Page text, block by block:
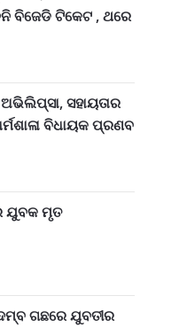
ବିଜେଡି ଟିକେଟ , ଥରେ
ସହାୟତାର
ବିଧାୟକ ପ୍ରଣବ
ଯୁବକ ମୃତ
ଗଛରେ ଯୁବତୀର